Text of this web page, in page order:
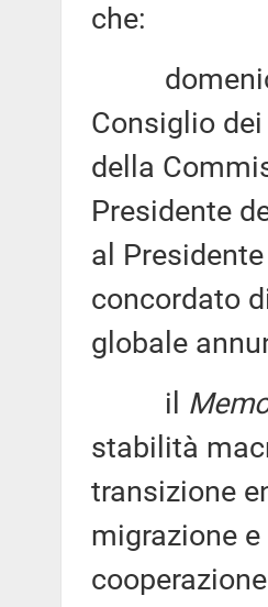
che:
domenica
Consiglio
della
Presidente
al
concordato
globale
il
stabilità
transizione
migrazione